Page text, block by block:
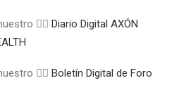
👉🏼 Diario Digital AXÓN
👉🏼 Boletín Digital de Foro